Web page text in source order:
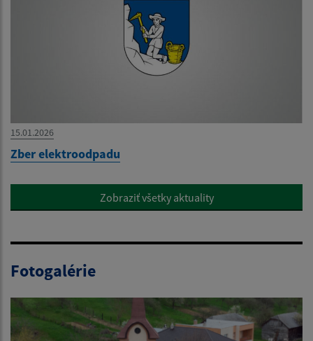
15.01.2026
Zber elektroodpadu
Zobraziť všetky aktuality
Fotogalérie